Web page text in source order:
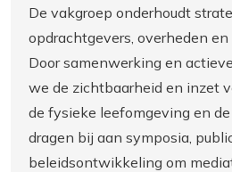
De vakgroep onderhoudt
opdrachtgevers, overheden
Door samenwerking en
we de zichtbaarheid en inzet
de fysieke leefomgeving en
dragen bij aan symposia,
beleidsontwikkeling om